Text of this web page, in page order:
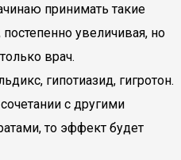
принимать такие
увеличивая, но
врач.
гипотиазид, гигротон.
с другими
то эффект будет